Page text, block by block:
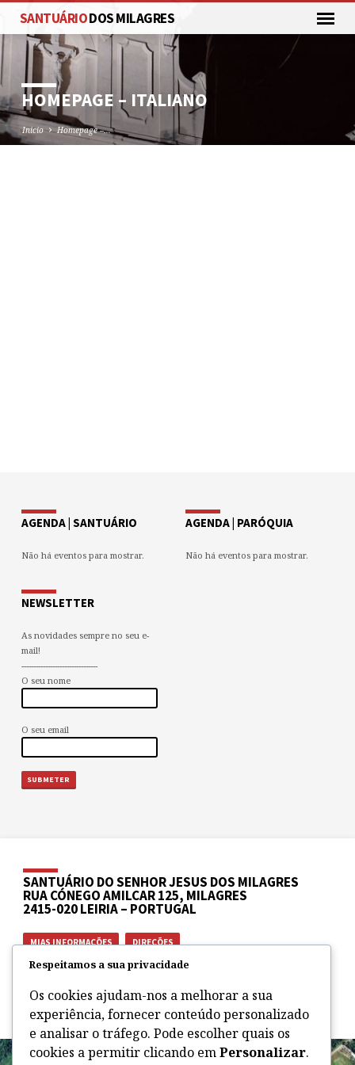
SANTUÁRIODOS MILAGRES
HOMEPAGE – ITALIANO
Inicio Homepage –…
AGENDA | SANTUÁRIO
Não há eventos para mostrar.
AGENDA | PARÓQUIA
Não há eventos para mostrar.
NEWSLETTER
As novidades sempre no seu e-
mail!
--------------------------------
O seu nome
O seu email
SANTUÁRIO DO SENHOR JESUS DOS MILAGRES
RUA CÓNEGO AMILCAR 125, MILAGRES
2415-020 LEIRIA – PORTUGAL
MIAS INFORMAÇÕES DIREÇÕES
☎ (+351) 244 851 035
Respeitamos a sua privacidade
Os cookies ajudam-nos a melhorar a sua
experiência, fornecer conteúdo personalizado
e analisar o tráfego. Pode escolher quais os
cookies a permitir clicando emPersonalizar.